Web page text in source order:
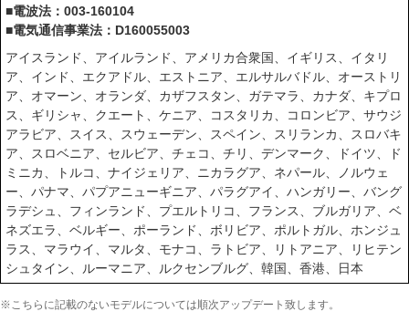
■電波法：003-160104
■電気通信事業法：D160055003
アイスランド、アイルランド、アメリカ合衆国、イギリス、イタリ
ア、インド、エクアドル、エストニア、エルサルバドル、オーストリ
ア、オマーン、オランダ、カザフスタン、ガテマラ、カナダ、キプロ
ス、ギリシャ、クエート、ケニア、コスタリカ、コロンビア、サウジ
アラビア、スイス、スウェーデン、スペイン、スリランカ、スロバキ
ア、スロベニア、セルビア、チェコ、チリ、デンマーク、ドイツ、ド
ミニカ、トルコ、ナイジェリア、ニカラグア、ネパール、ノルウェ
ー、パナマ、パプアニューギニア、パラグアイ、ハンガリー、バング
ラデシュ、フィンランド、プエルトリコ、フランス、ブルガリア、ベ
ネズエラ、ベルギー、ポーランド、ボリビア、ポルトガル、ホンジュ
ラス、マラウイ、マルタ、モナコ、ラトビア、リトアニア、リヒテン
シュタイン、ルーマニア、ルクセンブルグ、韓国、香港、日本
※こちらに記載のないモデルについては順次アップデート致します。